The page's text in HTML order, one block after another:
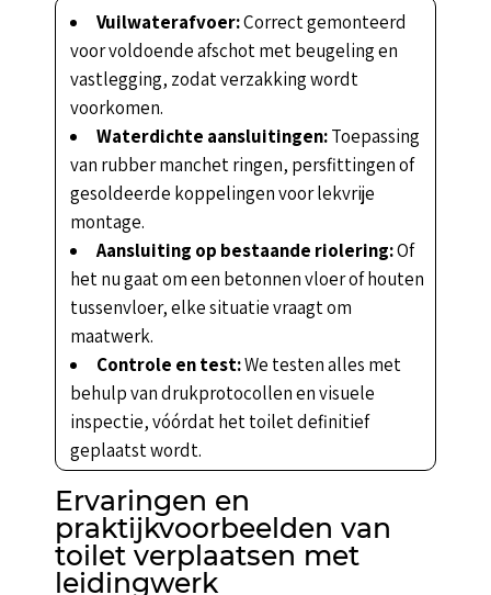
Vuilwaterafvoer:Correct gemonteerd
voor voldoende afschot met beugeling en
vastlegging, zodat verzakking wordt
voorkomen.
Waterdichte aansluitingen:Toepassing
van rubber manchet ringen, persfittingen of
gesoldeerde koppelingen voor lekvrije
montage.
Aansluiting op bestaande riolering:Of
het nu gaat om een betonnen vloer of houten
tussenvloer, elke situatie vraagt om
maatwerk.
Controle en test:We testen alles met
behulp van drukprotocollen en visuele
inspectie, vóórdat het toilet definitief
geplaatst wordt.
Ervaringen en
praktijkvoorbeelden van
toilet verplaatsen met
leidingwerk